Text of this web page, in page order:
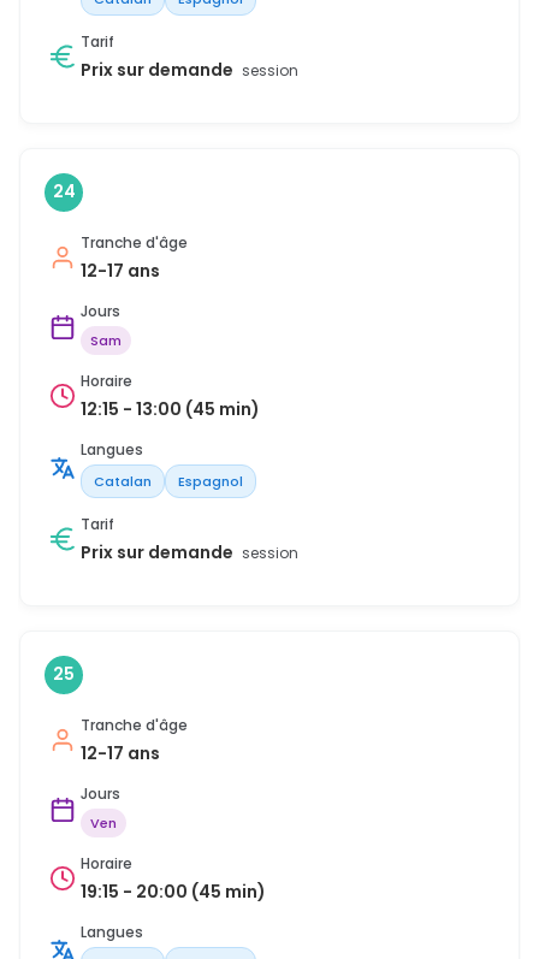
Tarif
Prix sur demande session
24
Tranche d'âge
12-17 ans
Jours
Sam
Horaire
12:15 - 13:00 (45 min)
Langues
Catalan Espagnol
Tarif
Prix sur demande session
25
Tranche d'âge
12-17 ans
Jours
Ven
Horaire
19:15 - 20:00 (45 min)
Langues